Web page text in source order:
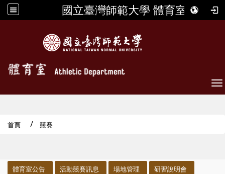
國立臺灣師範大學 體育室
首頁 競賽
體育室公告 活動競賽訊息 場地管理 研習說明會